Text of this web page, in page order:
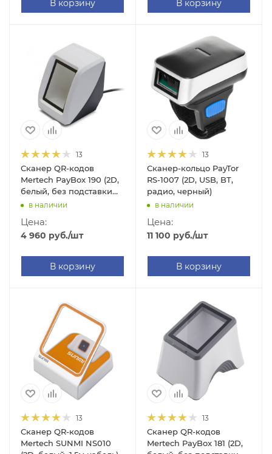
В корзину В корзину
13
Сканер QR-кодов
Mertech PayBox 190 (2D,
белый, без подставки
Cradle)
в наличии
Цена:
4 960 руб./шт
В корзину
13
Сканер-кольцо PayTor
RS-1007 (2D, USB, BT,
радио, черный)
в наличии
Цена:
11 100 руб./шт
В корзину
13
Сканер QR-кодов
Mertech SUNMI NS010
13
Сканер QR-кодов
Mertech PayBox 181 (2D,